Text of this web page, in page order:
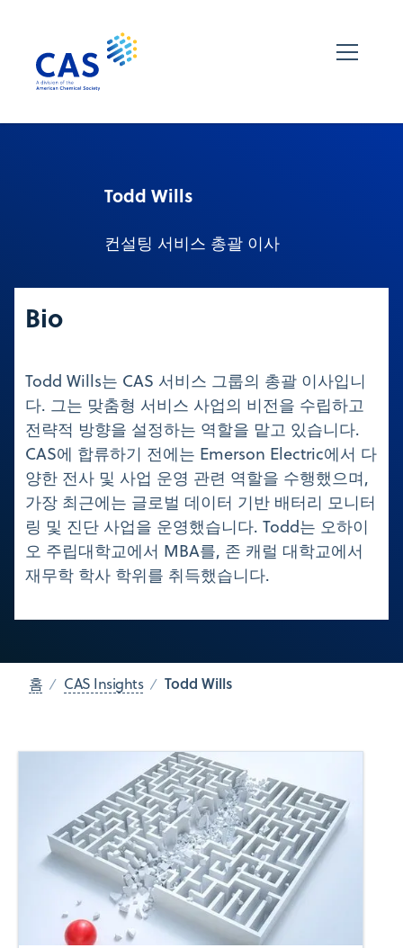
Todd Wills
컨설팅 서비스 총괄 이사
Bio
Todd Wills는 CAS 서비스 그룹의 총괄 이사입니
다. 그는 맞춤형 서비스 사업의 비전을 수립하고
전략적 방향을 설정하는 역할을 맡고 있습니다.
CAS에 합류하기 전에는 Emerson Electric에서 다
양한 전사 및 사업 운영 관련 역할을 수행했으며,
가장 최근에는 글로벌 데이터 기반 배터리 모니터
링 및 진단 사업을 운영했습니다. Todd는 오하이
오 주립대학교에서 MBA를, 존 캐럴 대학교에서
재무학 학사 학위를 취득했습니다.
홈 CAS Insights Todd Wills